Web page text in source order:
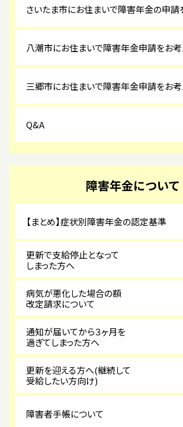
さいたま市にお住まいで障害年金の申
八潮市にお住まいで障害年金申請をお
三郷市にお住まいで障害年金申請をお
Q&A
障害年金について
【まとめ】症状別障害年金の認定基準
更新で支給停止となって
しまった方へ
病気が悪化した場合の額
改定請求について
通知が届いてから３ヶ月を
過ぎてしまった方へ
更新を迎える方へ(継続して
受給したい方向け)
障害者手帳について